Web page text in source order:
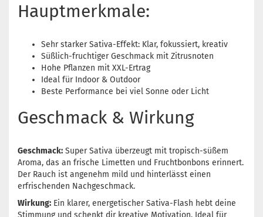
Hauptmerkmale:
Sehr starker Sativa-Effekt: Klar, fokussiert, kreativ
Süßlich-fruchtiger Geschmack mit Zitrusnoten
Hohe Pflanzen mit XXL-Ertrag
Ideal für Indoor & Outdoor
Beste Performance bei viel Sonne oder Licht
Geschmack & Wirkung
Geschmack: Super Sativa überzeugt mit tropisch-süßem
Aroma, das an frische Limetten und Fruchtbonbons erinnert.
Der Rauch ist angenehm mild und hinterlässt einen
erfrischenden Nachgeschmack.
Wirkung: Ein klarer, energetischer Sativa-Flash hebt deine
Stimmung und schenkt dir kreative Motivation. Ideal für